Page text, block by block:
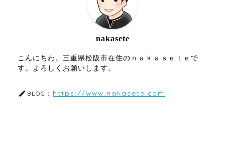
nakasete
こんにちわ。三重県松阪市在住のｎａｋａｓｅｔｅで
す。よろしくお願いします。
BLOG： https://www.nakasete.com